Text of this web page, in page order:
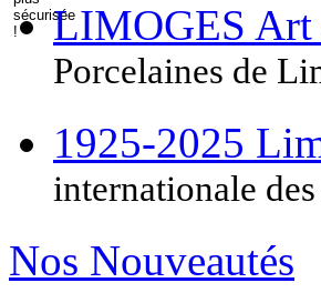
LIMOGES Art
Porcelaines de
1925-2025
internationale
Nos Nouveautés